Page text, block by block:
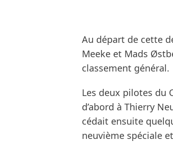
Au départ de cette
Meeke et Mads
classement général.
Les deux pilotes du
d’abord à Thierry
cédait ensuite
neuvième spéciale